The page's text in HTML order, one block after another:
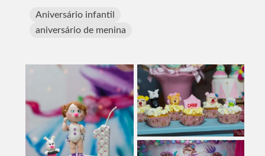
Aniversário infantil
aniversário de menina